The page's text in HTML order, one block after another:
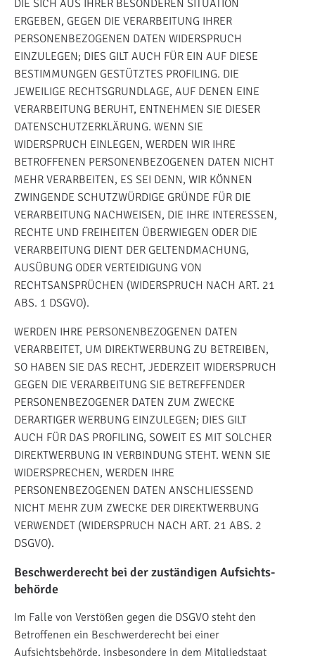
DIE SICH AUS IHRER BESONDEREN SITUATION
ERGEBEN, GEGEN DIE VERARBEITUNG IHRER
PERSONENBEZOGENEN DATEN WIDERSPRUCH
EINZULEGEN; DIES GILT AUCH FÜR EIN AUF DIESE
BESTIMMUNGEN GESTÜTZTES PROFILING. DIE
JEWEILIGE RECHTSGRUNDLAGE, AUF DENEN EINE
VERARBEITUNG BERUHT, ENTNEHMEN SIE DIESER
DATENSCHUTZERKLÄRUNG. WENN SIE
WIDERSPRUCH EINLEGEN, WERDEN WIR IHRE
BETROFFENEN PERSONENBEZOGENEN DATEN NICHT
MEHR VERARBEITEN, ES SEI DENN, WIR KÖNNEN
ZWINGENDE SCHUTZWÜRDIGE GRÜNDE FÜR DIE
VERARBEITUNG NACHWEISEN, DIE IHRE INTERESSEN,
RECHTE UND FREIHEITEN ÜBERWIEGEN ODER DIE
VERARBEITUNG DIENT DER GELTENDMACHUNG,
AUSÜBUNG ODER VERTEIDIGUNG VON
RECHTSANSPRÜCHEN (WIDERSPRUCH NACH ART. 21
ABS. 1 DSGVO).
WERDEN IHRE PERSONENBEZOGENEN DATEN
VERARBEITET, UM DIREKTWERBUNG ZU BETREIBEN,
SO HABEN SIE DAS RECHT, JEDERZEIT WIDERSPRUCH
GEGEN DIE VERARBEITUNG SIE BETREFFENDER
PERSONENBEZOGENER DATEN ZUM ZWECKE
DERARTIGER WERBUNG EINZULEGEN; DIES GILT
AUCH FÜR DAS PROFILING, SOWEIT ES MIT SOLCHER
DIREKTWERBUNG IN VERBINDUNG STEHT. WENN SIE
WIDERSPRECHEN, WERDEN IHRE
PERSONENBEZOGENEN DATEN ANSCHLIESSEND
NICHT MEHR ZUM ZWECKE DER DIREKTWERBUNG
VERWENDET (WIDERSPRUCH NACH ART. 21 ABS. 2
DSGVO).
Beschwerde­recht bei der zuständigen Aufsichts­
behörde
Im Falle von Verstößen gegen die DSGVO steht den
Betroffenen ein Beschwerderecht bei einer
Aufsichtsbehörde, insbesondere in dem Mitgliedstaat